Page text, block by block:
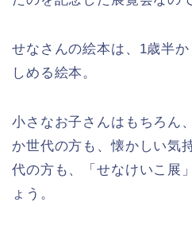
せなさんの絵本は、1歳半
しめる絵本。
小さなお子さんはもちろん
か世代の方も、懐かしい気
代の方も、「せなけいこ展
ょう。